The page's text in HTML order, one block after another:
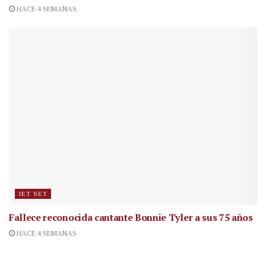
HACE 4 SEMANAS
JET SET
Fallece reconocida cantanteBonnie Tyler a sus 75 años
HACE 4 SEMANAS